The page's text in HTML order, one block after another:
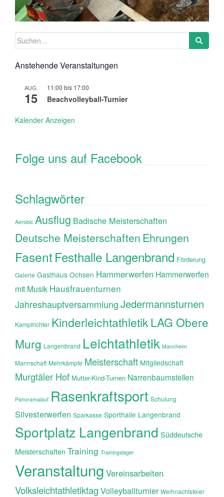
Suchen
Anstehende Veranstaltungen
AUG.
15
11:00 bis 17:00
Beachvolleyball-Turnier
Kalender Anzeigen
Folge uns auf Facebook
Schlagwörter
Aerobic Ausflug Badische Meisterschaften
Deutsche Meisterschaften Ehrungen
FasentFesthalle Langenbrand Förderung
Galerie Gasthaus Ochsen Hammerwerfen Hammerwerfen
mit Musik Hausfrauenturnen
JahreshauptversammlungJedermannsturnen
Kampfrichter KinderleichtathletikLAG Obere
Murg Langenbrand Leichtathletik Mannheim
Mannschaft Mehrkämpfe Meisterschaft Mitgliedschaft
Murgtäler Hof Mutter-Kind-Turnen Narrenbaumstellen
Panoramalauf Rasenkraftsport Schulung
Silvesterwerfen Sparkasse Sporthalle Langenbrand
Sportplatz Langenbrand Süddeutsche
Meisterschaften Training Trainingslager
Veranstaltung Vereinsarbeiten
Volksleichtathletiktag Volleyballturnier Weihnachtsfeier